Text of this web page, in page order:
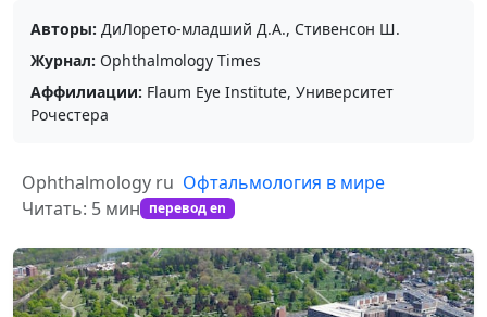
Авторы: ДиЛорето-младший Д.А., Стивенсон Ш.
Журнал: Ophthalmology Times
Аффилиации: Flaum Eye Institute, Университет
Рочестера
Ophthalmology ru Офтальмология в мире
Читать: 5 мин перевод en